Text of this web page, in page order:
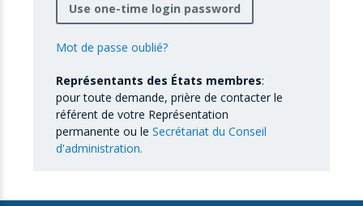
Use one-time login password
Mot de passe oublié?
Représentants des États membres:
pour toute demande, prière de contacter le
référent de votre Représentation
permanente ou le Secrétariat du Conseil
d'administration.